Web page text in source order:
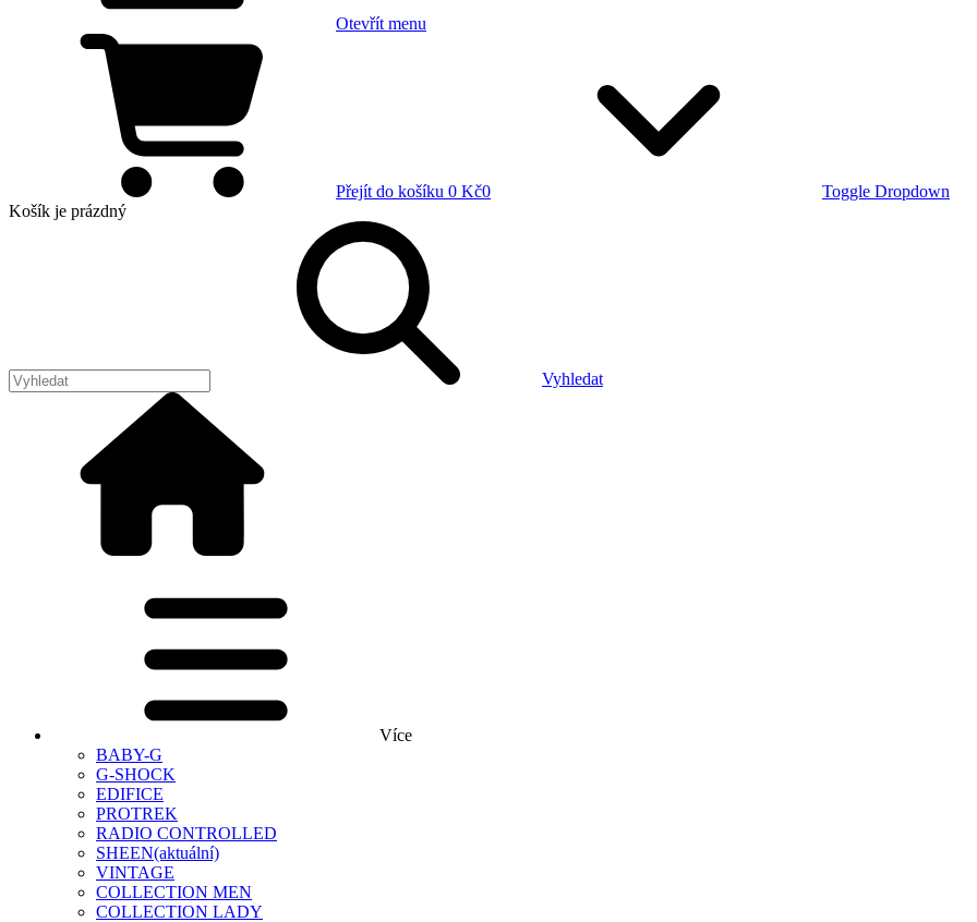
Otevřít menu
Přejít do košíku 0 Kč0
Toggle Dropdown
Košík je prázdný
Vyhledat
Více
BABY-G
G-SHOCK
EDIFICE
PROTREK
RADIO CONTROLLED
SHEEN(aktuální)
VINTAGE
COLLECTION MEN
COLLECTION LADY